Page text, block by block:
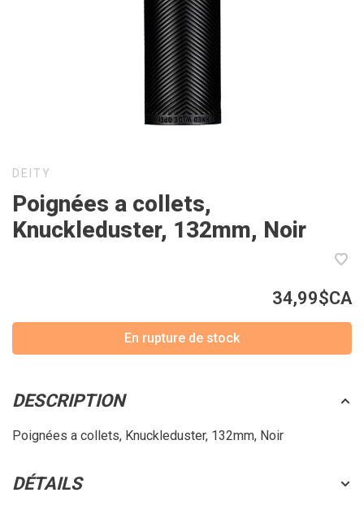
DEITY
Poignées a collets,
Knuckleduster, 132mm, Noir
34,99$CA
En rupture de stock
DESCRIPTION
Poignées a collets, Knuckleduster, 132mm, Noir
DÉTAILS